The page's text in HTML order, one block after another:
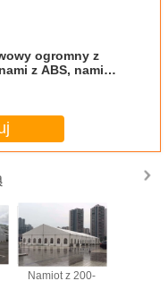
ogromny z
z ABS, namiot
Namiot z 200-